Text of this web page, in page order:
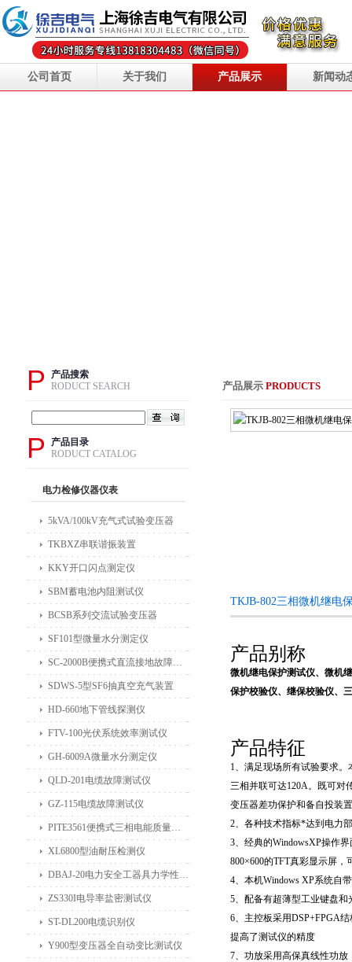
公司首页 关于我们 产品展示 新闻动
产品展示 PRODUCTS
TKJB-802三相微机继电
产品别称
微机继电保护测试仪、微机
保护校验仪、继保校验仪、
产品特征
1、满足现场所有试验要求
三相并联可达120A。既可对
变压器差功保护和备自投装
2、各种技术指标*达到电力
3、经典的WindowsXP操作
800×600的TFT真彩显示屏
4、本机Windows XP系统自
5、配备有超薄型工业键盘
6、主控板采用DSP+FPGA
提高了测试仪的精度
7、功放采用高保真线性功
P
产品搜索
RODUCT SEARCH
P
产品目录
RODUCT CATALOG
电力检修仪器仪表
5kVA/100kV充气式试验变压器
TKBXZ串联谐振装置
KKY开口闪点测定仪
SBM蓄电池内阻测试仪
BCSB系列交流试验变压器
SF101型微量水分测定仪
SC-2000B便携式直流接地故障检测仪
SDWS-5型SF6抽真空充气装置
HD-660地下管线探测仪
FTV-100光伏系统效率测试仪
GH-6009A微量水分测定仪
QLD-201电缆故障测试仪
GZ-115电缆故障测试仪
PITE3561便携式三相电能质量分析仪
XL6800型油耐压检测仪
DBAJ-20电力安全工器具力学性能试验机
ZS330I电导率盐密测试仪
ST-DL200电缆识别仪
Y900型变压器全自动变比测试仪